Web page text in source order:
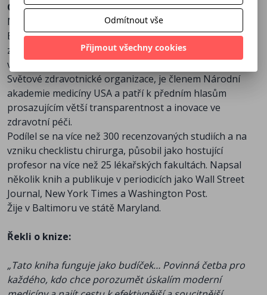
O autorovi:
Marty Makary
Britsko-americký lékař, chirurg a odborník na
zdravotnictví z Univerzity Johnse Hopkinse, kde je také
vedoucí transplantační chirurgie. Působil ve vedení
Světové zdravotnické organizace, je členem Národní
akademie medicíny USA a patří k předním hlasům
prosazujícím větší transparentnost a inovace ve
zdravotní péči.
Podílel se na více než 300 recenzovaných studiích a na
vzniku checklistu chirurga, působil jako hostující
profesor na více než 25 lékařských fakultách. Napsal
několik knih a publikuje v periodicích jako Wall Street
Journal, New York Times a Washington Post.
Žije v Baltimoru ve státě Maryland.
Řekli o knize:
„Tato kniha funguje jako budíček… Povinná četba pro
každého, kdo chce porozumět úskalím moderní
Odmítnout vše
Přijmout všechny cookies